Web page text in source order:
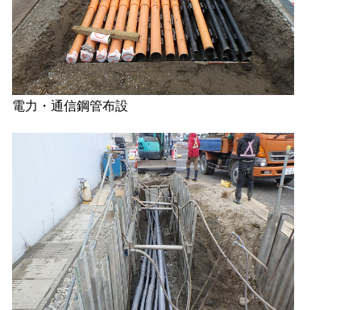
電力・通信鋼管布設